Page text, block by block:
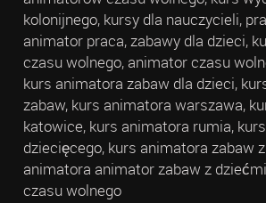
kolonijnego, kursy dla nauczycieli,
animator praca, zabawy dla dzieci,
czasu wolnego, animator czasu
kurs animatora zabaw dla dzieci,
zabaw, kurs animatora warszawa,
katowice, kurs animatora rumia,
dziecięcego, kurs animatora zabaw
animatora animator zabaw z
czasu wolnego